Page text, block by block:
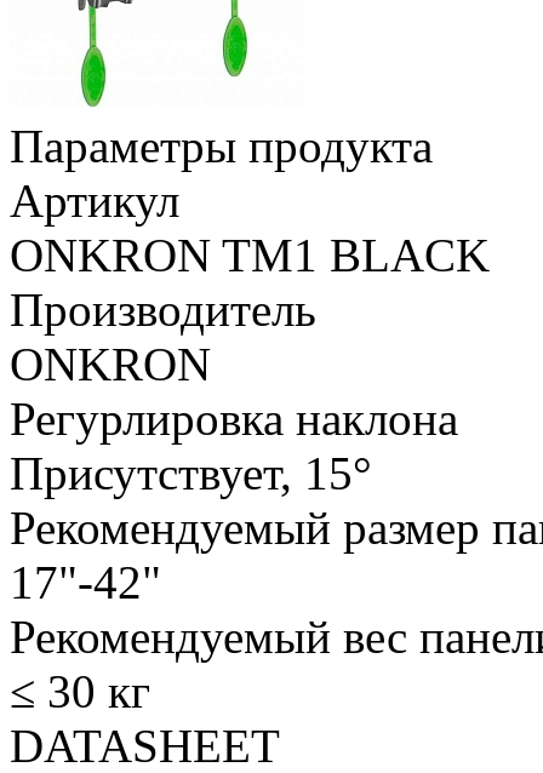
Параметры продукта
Артикул
ONKRON TM1 BLACK
Производитель
ONKRON
Регурлировка наклона
Присутствует, 15°
Рекомендуемый размер
17"-42"
Рекомендуемый вес
≤ 30 кг
DATASHEET